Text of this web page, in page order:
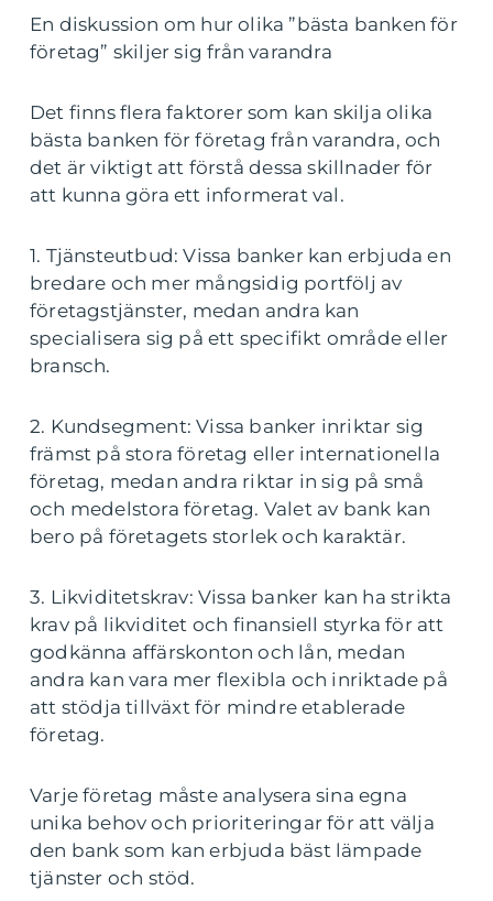
En diskussion om hur olika ”bästa banken för
företag” skiljer sig från varandra
Det finns flera faktorer som kan skilja olika
bästa banken för företag från varandra, och
det är viktigt att förstå dessa skillnader för
att kunna göra ett informerat val.
1. Tjänsteutbud: Vissa banker kan erbjuda en
bredare och mer mångsidig portfölj av
företagstjänster, medan andra kan
specialisera sig på ett specifikt område eller
bransch.
2. Kundsegment: Vissa banker inriktar sig
främst på stora företag eller internationella
företag, medan andra riktar in sig på små
och medelstora företag. Valet av bank kan
bero på företagets storlek och karaktär.
3. Likviditetskrav: Vissa banker kan ha strikta
krav på likviditet och finansiell styrka för att
godkänna affärskonton och lån, medan
andra kan vara mer flexibla och inriktade på
att stödja tillväxt för mindre etablerade
företag.
Varje företag måste analysera sina egna
unika behov och prioriteringar för att välja
den bank som kan erbjuda bäst lämpade
tjänster och stöd.